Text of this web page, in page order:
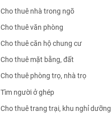
Cho thuê nhà trong ngõ
Cho thuê văn phòng
Cho thuê căn hộ chung cư
Cho thuê mặt bằng, đất
Cho thuê phòng trọ, nhà trọ
Tìm người ở ghép
Cho thuê trang trại, khu nghỉ dưỡng